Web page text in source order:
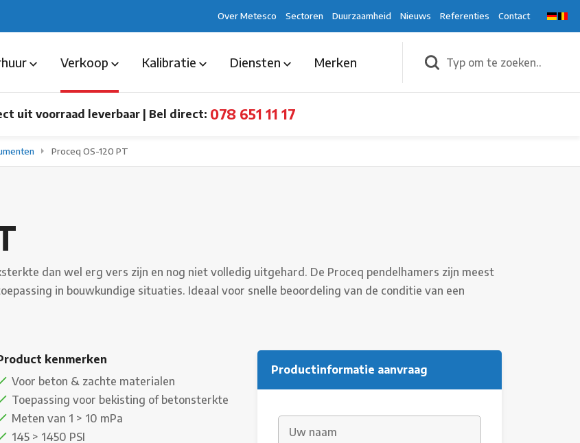
Over Metesco Sectoren Duurzaamheid Nieuws Referenties Contact
Verkoop Kalibratie Diensten Merken
uit voorraad leverbaar Bel direct: 078 651 11 17
Proceq OS-120 PT
dan wel erg vers zijn en nog niet volledig uitgehard. De Proceq pendelhamers zijn meest
in bouwkundige situaties. Ideaal voor snelle beoordeling van de conditie van een
kenmerken
Voor beton & zachte materialen
Toepassing voor bekisting of betonsterkte
Meten van 1 > 10 mPa
145 > 1450 PSI
Productinformatie aanvraag